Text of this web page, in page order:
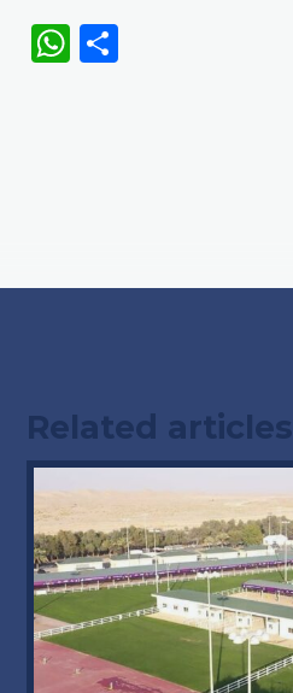
WhatsApp
Related articles